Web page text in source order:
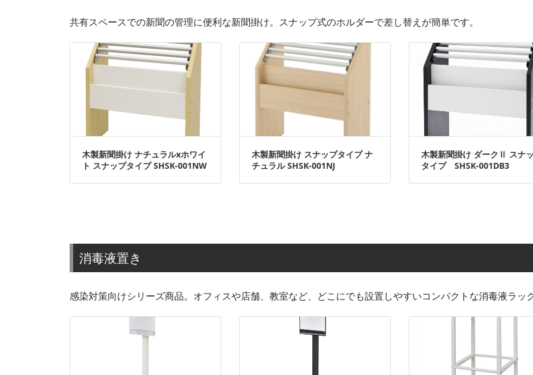
共有スペースでの新聞の管理に便利な新聞掛け。スナップ式のホルダーで差し替えが簡単です。
木製新聞掛け ナチュラルxホワイ
ト スナップタイプ SHSK-001NW
木製新聞掛け スナップタイプ ナ
チュラル SHSK-001NJ
木製新聞掛け ダークⅡ スナ
タイプ SHSK-001DB3
消毒液置き
感染対策向けシリーズ商品。オフィスや店舗、教室など、どこにでも設置しやすいコンパクトな消毒液ラック